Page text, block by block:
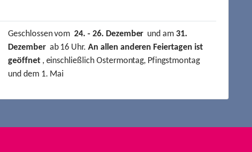
Geschlossen vom24. - 26. Dezember und am31.
Dezemberab 16 Uhr.An allen anderen Feiertagen ist
geöffnet, einschließlich Ostermontag, Pfingstmontag
und dem 1. Mai